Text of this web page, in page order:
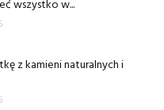
wszystko w...
z kamieni naturalnych i